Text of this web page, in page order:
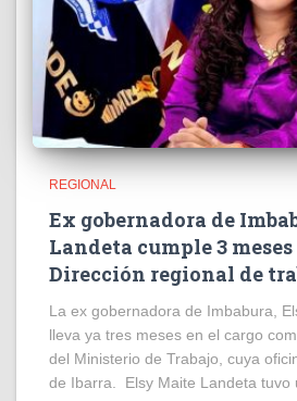
REGIONAL
Ex gobernadora de
Landeta cumple 3
Dirección regional de
La ex gobernadora de Imbabura,
lleva ya tres meses en el cargo
del Ministerio de Trabajo, cuya
de Ibarra. Elsy Maite Landeta tuvo